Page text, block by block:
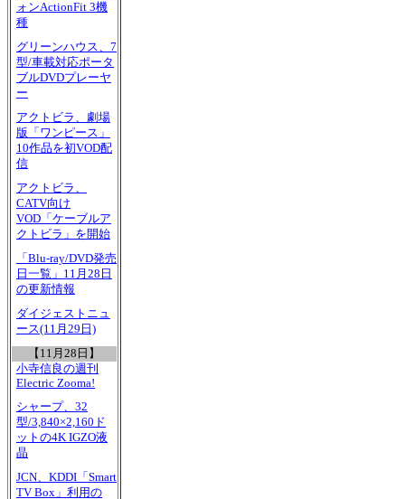
ォンActionFit 3機
種
グリーンハウス、7
型/車載対応ポータ
ブルDVDプレーヤ
ー
アクトビラ、劇場
版「ワンピース」
10作品を初VOD配
信
アクトビラ、
CATV向け
VOD「ケーブルア
クトビラ」を開始
「Blu-ray/DVD発売
日一覧」11月28日
の更新情報
ダイジェストニュ
ース(11月29日)
【11月28日】
小寺信良の週刊
Electric Zooma!
シャープ、32
型/3,840×2,160ド
ットの4K IGZO液
晶
JCN、KDDI「Smart
TV Box」利用の